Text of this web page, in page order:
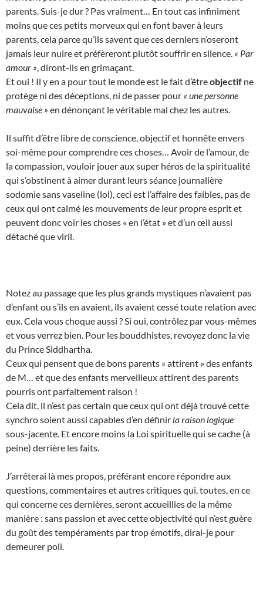
parents. Suis-je dur ? Pas vraiment… En tout cas infiniment
moins que ces petits morveux qui en font baver à leurs
parents, cela parce qu’ils savent que ces derniers n’oseront
jamais leur nuire et préfèreront plutôt souffrir en silence. « Par
amour » , diront-ils en grimaçant.
Et oui ! Il y en a pour tout le monde est le fait d’êtreobjectif ne
protège ni des déceptions, ni de passer pour « une personne
mauvaise » en dénonçant le véritable mal chez les autres.
Il suffit d’être libre de conscience, objectif et honnête envers
soi-même pour comprendre ces choses… Avoir de l’amour, de
la compassion, vouloir jouer aux super héros de la spiritualité
qui s’obstinent à aimer durant leurs séance journalière
sodomie sans vaseline (lol), ceci est l’affaire des faibles, pas de
ceux qui ont calmé les mouvements de leur propre esprit et
peuvent donc voir les choses « en l’état » et d’un œil aussi
détaché que viril.
Notez au passage que les plus grands mystiques n’avaient pas
d’enfant ou s’ils en avaient, ils avaient cessé toute relation avec
eux. Cela vous choque aussi ? Si oui, contrôlez par vous-mêmes
et vous verrez bien. Pour les bouddhistes, revoyez donc la vie
du Prince Siddhartha.
Ceux qui pensent que de bons parents « attirent » des enfants
de M… et que des enfants merveilleux attirent des parents
pourris ont parfaitement raison !
Cela dit, il n’est pas certain que ceux qui ont déjà trouvé cette
synchro soient aussi capables d’en définir la raison logique
sous-jacente. Et encore moins la Loi spirituelle qui se cache (à
peine) derrière les faits.
J’arrêterai là mes propos, préférant encore répondre aux
questions, commentaires et autres critiques qui, toutes, en ce
qui concerne ces dernières, seront accueillies de la même
manière : sans passion et avec cette objectivité qui n’est guère
du goût des tempéraments par trop émotifs, dirai-je pour
demeurer poli.